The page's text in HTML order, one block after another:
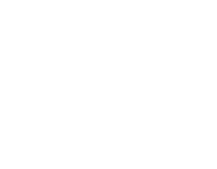
sisältö tai jätä oletusvalinnat
olevan sisällön.
julkaisu tai ajoita julkaisu.
valitse